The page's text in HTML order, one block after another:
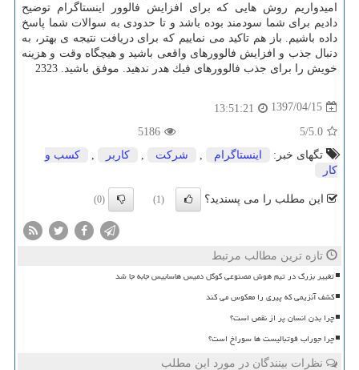
امیدواریم روش هایی كه برای افزایش فالوور اینستاگرام توضیح
دادیم برای شما سودمند بوده باشد و تا حدودی به سوالات شما پاسخ
داده باشیم. باز هم تاكید می نماییم كه برای دریافت نتیجه ی بهتر، به
دنبال جذب و افزایش فالوورهای واقعی باشید و هیچگاه وقت و هزینه
خویش را برای جذب فالوورهای فیك هدر ندهید. موفق باشید. 2323
1397/04/15
13:51:21
5.0
/5
5186
تگهای خبر:
اینستاگرام شركت كاربر
كسب و
كار
این مطلب را می پسندید؟ (1)
(0)
تازه ترین مطالب مرتبط
تغییر بزرگ در تیم هوش مصنوعی گوگل دمیس هاسابیس جابه جا شد
کشف آنزیمی که پیری را معکوس می کند
چرا بدن انسان پر از نقص است؟
چرا جوراب فوتبالیست ها سوراخ است؟
نظرات بینندگان در مورد این مطلب